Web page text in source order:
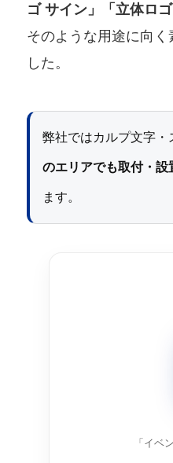
ゴ サイン」「立体ロ
そのような用途に向
した。
弊社ではカルプ文字・
のエリアでも取付・
ます。
「イベ